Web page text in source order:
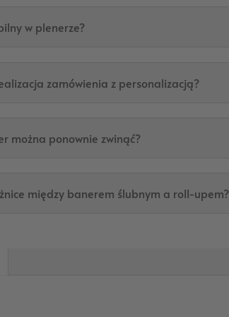
w plenerze?
zamówienia z personalizacją?
można ponownie zwinąć?
między banerem ślubnym a roll-upem?